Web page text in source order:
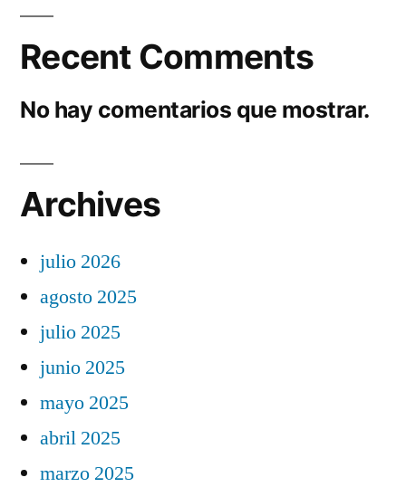
Recent Comments
No hay comentarios que mostrar.
Archives
julio 2026
agosto 2025
julio 2025
junio 2025
mayo 2025
abril 2025
marzo 2025